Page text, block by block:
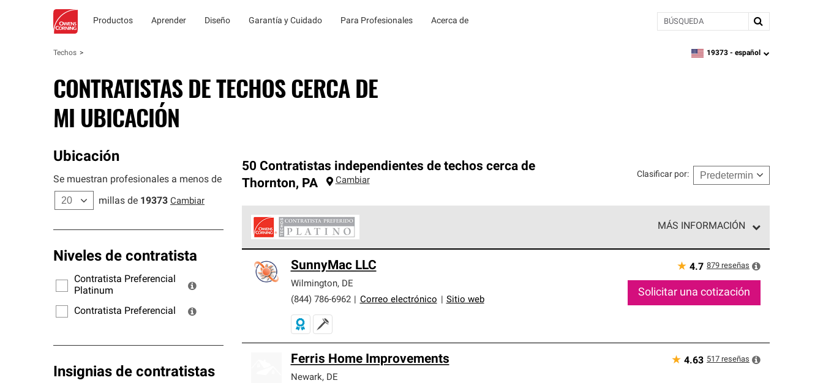
Productos Aprender Diseño Garantía y Cuidado Para Profesionales Acerca de BÚSQUEDA
Techos zipcode, language
19373 - español
CONTRATISTAS DE TECHOS CERCA DE
MI UBICACIÓN
Ubicación
Se muestran profesionales a menos de
millas de 19373 Cambiar
Niveles de contratista
Contratista Preferencial
Platinum
Contratista Preferencial
Insignias de contratistas
50 Contratistas independientes de techos cerca de
Thornton, PA Cambiar
Clasificar por:
MÁS INFORMACIÓN
cumplen con estándares estrictos de profesionalismo, confiabilidad y destreza incomparable. Solo ellos pueden
ofrecer nuestra mejor garantía de sistemas de techos.
SunnyMac LLC
Wilmington, DE
(844) 786-6962
Correo electrónico Sitio web
★ 4.7 879 reseñas
Solicitar una cotización
Ferris Home Improvements
Newark, DE
★ 4.63 517 reseñas